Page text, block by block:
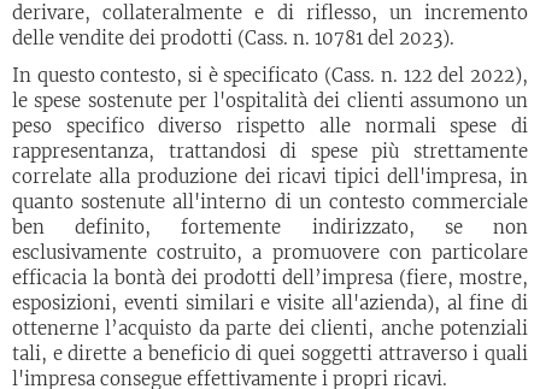
derivare, collateralmente e di riflesso, un incremento
delle vendite dei prodotti (Cass. n. 10781 del 2023).
In questo contesto, si è specificato (Cass. n. 122 del 2022),
le spese sostenute per l'ospitalità dei clienti assumono un
peso specifico diverso rispetto alle normali spese di
rappresentanza, trattandosi di spese più strettamente
correlate alla produzione dei ricavi tipici dell'impresa, in
quanto sostenute all'interno di un contesto commerciale
ben definito, fortemente indirizzato, se non
esclusivamente costruito, a promuovere con particolare
efficacia la bontà dei prodotti dell’impresa (fiere, mostre,
esposizioni, eventi similari e visite all'azienda), al fine di
ottenerne l’acquisto da parte dei clienti, anche potenziali
tali, e dirette a beneficio di quei soggetti attraverso i quali
l'impresa consegue effettivamente i propri ricavi.